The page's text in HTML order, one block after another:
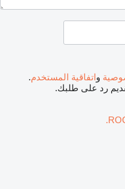
واتفاقية المستخدم.
رد على طلبك.